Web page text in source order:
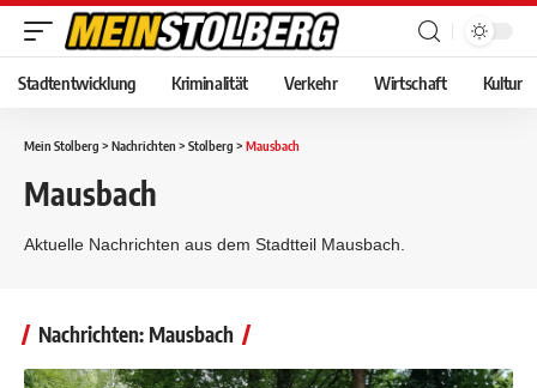
Stadtentwicklung Kriminalität Verkehr Wirtschaft Kultur
Mein Stolberg > Nachrichten > Stolberg > Mausbach
Mausbach
Aktuelle Nachrichten aus dem Stadtteil Mausbach.
Nachrichten: Mausbach